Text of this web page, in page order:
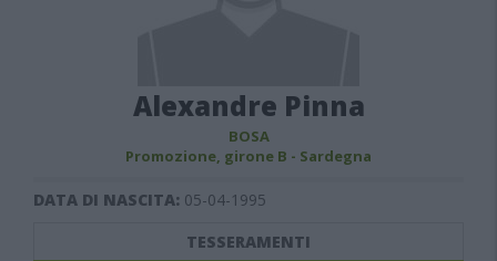
Alexandre Pinna
BOSA
Promozione, girone B - Sardegna
DATA DI NASCITA: 05-04-1995
TESSERAMENTI